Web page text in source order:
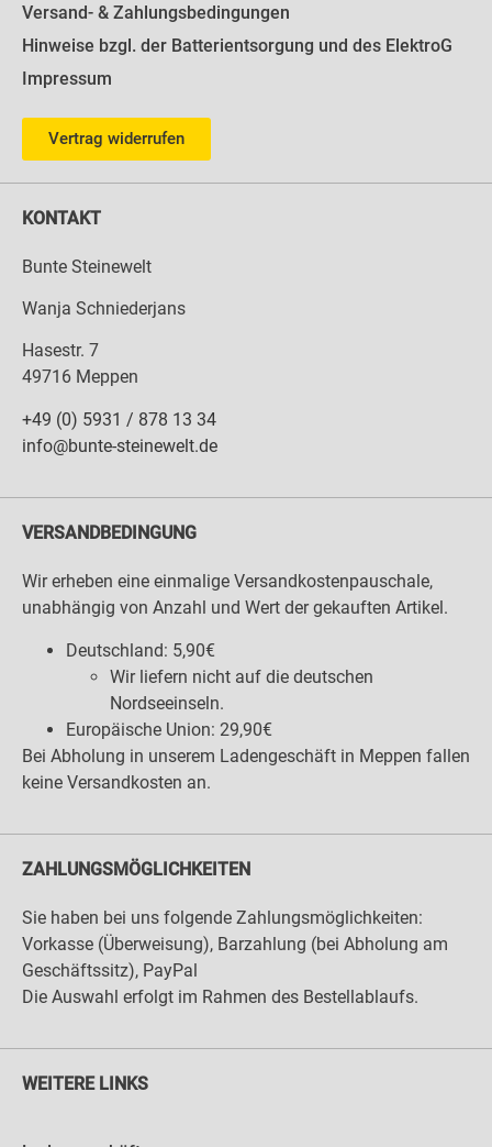
Versand- & Zahlungsbedingungen
Hinweise bzgl. der Batterientsorgung und des ElektroG
Impressum
Vertrag widerrufen
KONTAKT
Bunte Steinewelt
Wanja Schniederjans
Hasestr. 7
49716 Meppen
+49 (0) 5931 / 878 13 34
info@bunte-steinewelt.de
VERSANDBEDINGUNG
Wir erheben eine einmalige Versandkostenpauschale,
unabhängig von Anzahl und Wert der gekauften Artikel.
Deutschland: 5,90€
Wir liefern nicht auf die deutschen
Nordseeinseln.
Europäische Union: 29,90€
Bei Abholung in unserem Ladengeschäft in Meppen fallen
keine Versandkosten an.
ZAHLUNGSMÖGLICHKEITEN
Sie haben bei uns folgende Zahlungsmöglichkeiten:
Vorkasse (Überweisung), Barzahlung (bei Abholung am
Geschäftssitz), PayPal
Die Auswahl erfolgt im Rahmen des Bestellablaufs.
WEITERE LINKS